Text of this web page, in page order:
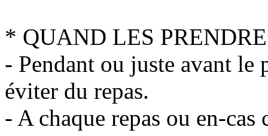
* QUAND LES
- Pendant ou juste avant le
éviter du repas.
- A chaque repas ou en-